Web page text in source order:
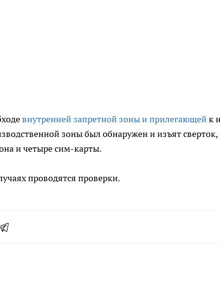
внутренней запретной зоны и прилегающейк
зоны был обнаружен и изъят сверток,
и четыре сим-карты.
проводятся проверки.